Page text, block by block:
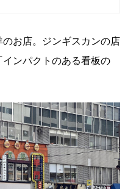
お店。ジンギスカンの店
ンパクトのある看板の